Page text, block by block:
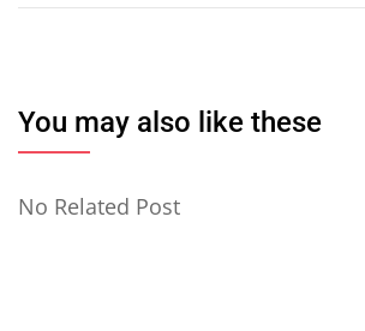
l’article
You may also like these
No Related Post